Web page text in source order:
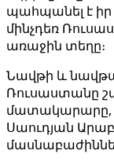
պահպանել է իր
մինչդեռ
առաջին տեղը։
Նավթի և
Ռուսաստանը
մատակարարը,
Սաուդյան